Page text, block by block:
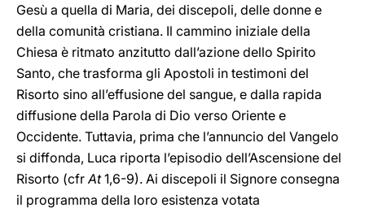
Gesù a quella di Maria, dei discepoli, delle donne e
della comunità cristiana. Il cammino iniziale della
Chiesa è ritmato anzitutto dall’azione dello Spirito
Santo, che trasforma gli Apostoli in testimoni del
Risorto sino all’effusione del sangue, e dalla rapida
diffusione della Parola di Dio verso Oriente e
Occidente. Tuttavia, prima che l’annuncio del Vangelo
si diffonda, Luca riporta l’episodio dell’Ascensione del
Risorto (cfrAt1,6-9). Ai discepoli il Signore consegna
il programma della loro esistenza votata